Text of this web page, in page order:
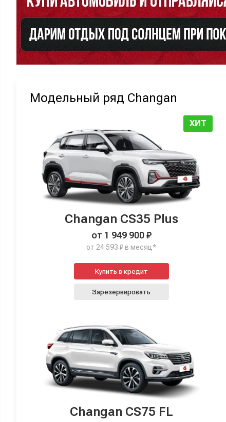
Модельный ряд Changan
ХИТ
Changan CS35 Plus
от 1 949 900 ₽
от 24 593 ₽ в месяц*
Купить в кредит
Зарезервировать
Changan CS75 FL